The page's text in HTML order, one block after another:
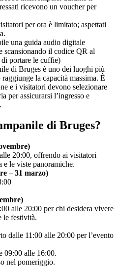
ricevono un voucher per
per ora è limitato; aspettati
una guida audio digitale
scansionando il codice QR al
portare le cuffie)
di Bruges è uno dei luoghi più
la capacità massima. È
e i visitatori devono selezionare
per assicurarsi l’ingresso e
di Bruges?
20:00, offrendo ai visitatori
e le viste panoramiche.
– 31 marzo)
alle 20:00 per chi desidera vivere
le festività.
dalle 11:00 alle 20:00 per l’evento
09:00 alle 16:00.
nel pomeriggio.